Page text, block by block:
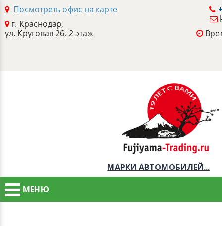
Посмотреть офис на карте
г. Краснодар,
ул. Круговая 26, 2 этаж
МАРКИ АВТОМОБИЛЕЙ...
МЕНЮ